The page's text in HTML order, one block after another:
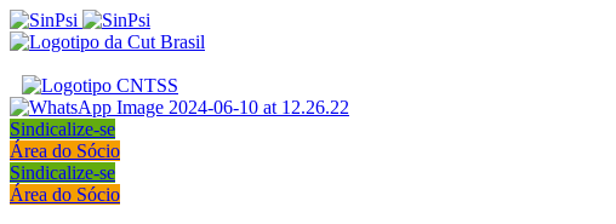
Sindicalize-se
Área do Sócio
Sindicalize-se
Área do Sócio